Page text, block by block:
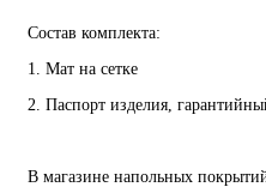
Состав комплекта:
1. Мат на сетке
2. Паспорт изделия,
В магазине напольных